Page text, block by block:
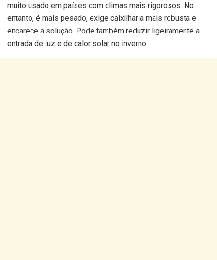
muito usado em países com climas mais rigorosos. No
entanto, é mais pesado, exige caixilharia mais robusta e
encarece a solução. Pode também reduzir ligeiramente a
entrada de luz e de calor solar no inverno.